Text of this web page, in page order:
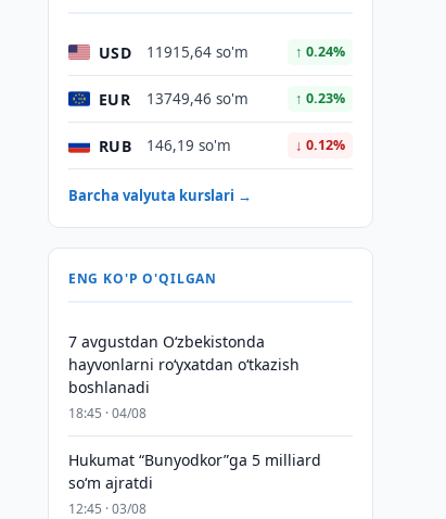
USD 11915,64 so'm ↑ 0.24%
EUR 13749,46 so'm ↑ 0.23%
RUB 146,19 so'm ↓ 0.12%
Barcha valyuta kurslari →
ENG KO'P O'QILGAN
7 avgustdan O‘zbekistonda
hayvonlarni ro‘yxatdan o‘tkazish
boshlanadi
18:45 · 04/08
Hukumat “Bunyodkor”ga 5 milliard
so‘m ajratdi
12:45 · 03/08